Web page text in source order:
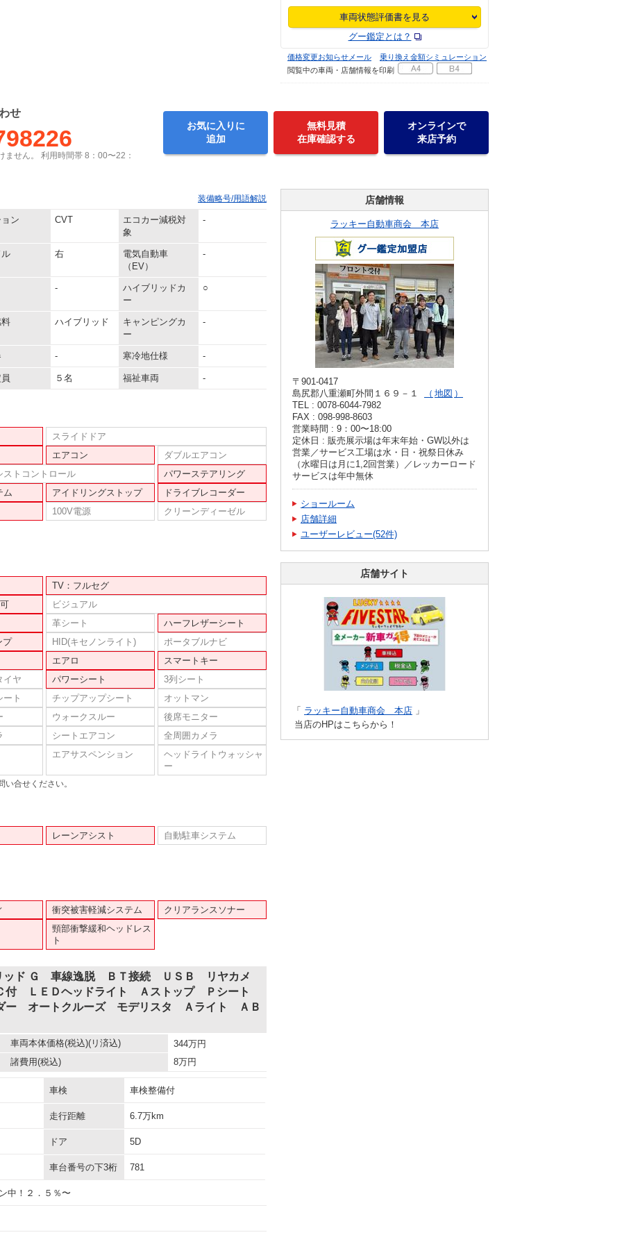
車両状態評価書を見る
グー鑑定とは？
価格変更お知らせメール
乗り換え金額シミュレーション
閲覧中の車両・店舗情報を印刷
せ
せん。 利用時間帯 8：00〜22：
お気に入りに
追加
無料見積
在庫確認する
オンラインで
来店予約
装備略号/用語解説
ン CVT
エコカー減税対
象
-
右
電気自動車
（EV）
-
-
ハイブリッドカ
ー
○
ハイブリッド
キャンピングカ
ー
-
- 寒冷地仕様 -
５名 福祉車両 -
スライドドア
エアコン
ダブルエアコン
ストコントロール
パワーステアリング
ム
アイドリングストップ
ドライブレコーダー
100V電源
クリーンディーゼル
TV：フルセグ
ビジュアル
革シート
ハーフレザーシート
プ
HID(キセノンライト)
ポータブルナビ
エアロ
スマートキー
イヤ
パワーシート
3列シート
ート
チップアップシート
オットマン
ウォークスルー
後席モニター
シートエアコン
全周囲カメラ
エアサスペンション
ヘッドライトウォッシャ
ー
合せください。
レーンアシスト 自動駐車システム
衝突被害軽減システム
クリアランスソナー
頸部衝撃緩和ヘッドレス
ト
ッド Ｇ 車線逸脱 ＢＴ接続 ＵＳＢ リヤカメ
ＬＥＤヘッドライト Ａストップ Ｐシート
ー オートクルーズ モデリスタ Ａライト ＡＢ
車両本体価格(税込)(リ済込) 344万円
諸費用(税込) 8万円
車検 車検整備付
走行距離 6.7万km
ドア 5D
車台番号の下3桁 781
中！２．５％〜
店舗情報
ラッキー自動車商会 本店
〒901-0417
島尻郡八重瀬町外間１６９－１
地図
TEL : 0078-6044-7982
FAX : 098-998-8603
営業時間 : 9：00〜18:00
定休日 : 販売展示場は年末年始・GW以外は
営業／サービス工場は水・日・祝祭日休み
（水曜日は月に1,2回営業）／レッカーロード
サービスは年中無休
ショールーム
店舗詳細
ユーザーレビュー(52件)
店舗サイト
「 ラッキー自動車商会 本店 」
当店のHPはこちらから！